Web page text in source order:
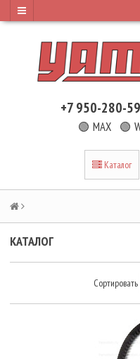
+7 950-280-
🟢 MAX 🟢
Каталог
КАТАЛОГ
Сортировать